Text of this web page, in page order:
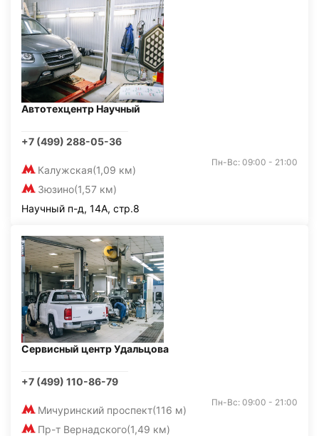
Автотехцентр Научный
+7 (499) 288-05-36
Калужская(1,09 км)
Зюзино(1,57 км)
Пн-Вс: 09:00 - 21:00
Научный п-д, 14А, стр.8
Сервисный центр Удальцова
+7 (499) 110-86-79
Мичуринский проспект(116 м)
Пр-т Вернадского(1,49 км)
Пн-Вс: 09:00 - 21:00